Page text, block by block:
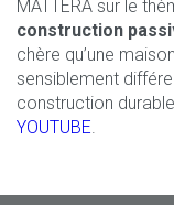
MATTERA sur le
construction
chère qu’une
sensiblement
construction
YOUTUBE